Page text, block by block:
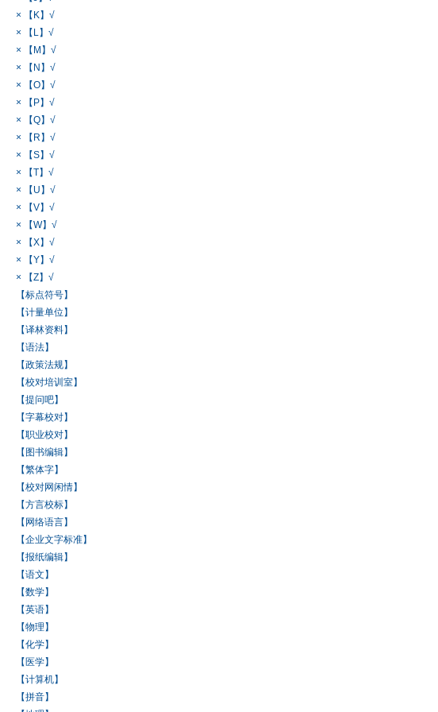
× 【K】√
× 【L】√
× 【M】√
× 【N】√
× 【O】√
× 【P】√
× 【Q】√
× 【R】√
× 【S】√
× 【T】√
× 【U】√
× 【V】√
× 【W】√
× 【X】√
× 【Y】√
× 【Z】√
【标点符号】
【计量单位】
【译林资料】
【语法】
【政策法规】
【校对培训室】
【提问吧】
【字幕校对】
【职业校对】
【图书编辑】
【繁体字】
【校对网闲情】
【方言校标】
【网络语言】
【企业文字标准】
【报纸编辑】
【语文】
【数学】
【英语】
【物理】
【化学】
【医学】
【计算机】
【拼音】